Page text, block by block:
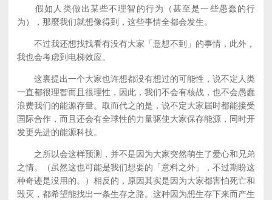
假如人类做出某些不理智的行为（甚至是一些愚蠢的行
为），那麼我们就想像得到，这些事情全都会发生。
不过我还想找找看有没有大家「意想不到」的事情，此外，
我也会考虑到电梯效应。
这裏提出一个大家也许想都没有想过的可能性，说不定人类
一直都很理智而且很理性，因此，我们不会有核战，也不会愚蠢
浪费我们的能源存量。取而代之的是，说不定大家届时都能接受
国际合作，而且还会有全球性的力量驱使大家保存能源，同时开
发更先进的能源科技。
之所以会这样预测，并不是因为大家突然萌生了爱心和兄弟
之情。（虽然这也可能是我们想要的「意料之外」，不过期盼这
种奇迹是没用的。）相反的，原因其实是因为大家都害怕死亡和
毁灭，都希望能找出一条生存之路。这种因为想生存下来而产生